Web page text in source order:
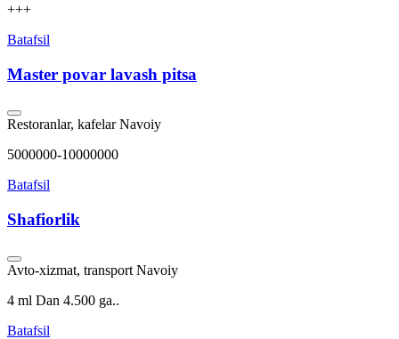
+++
Batafsil
Master povar lavash pitsa
Restoranlar, kafelar Navoiy
5000000-10000000
Batafsil
Shafiorlik
Avto-xizmat, transport Navoiy
4 ml Dan 4.500 ga..
Batafsil